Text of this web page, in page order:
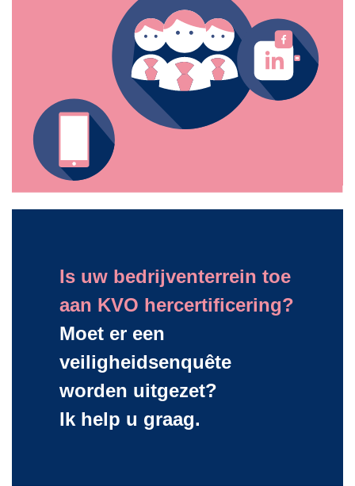
Is uw bedrijventerrein toe
aan KVO hercertificering?
Moet er een
veiligheidsenquête
worden uitgezet?
Ik help u graag.